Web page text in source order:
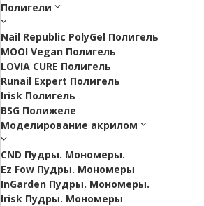
Полигели
Nail Republic PolyGel Полигель
MOOI Vegan Полигель
LOVIA CURE Полигель
Runail Expert Полигель
Irisk Полигель
BSG Полижеле
Моделирование акрилом
CND Пудры. Мономеры.
Ez Fow Пудры. Мономеры
InGarden Пудры. Мономеры.
Irisk Пудры. Мономеры